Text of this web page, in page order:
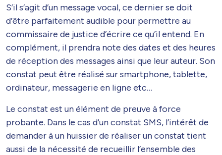
S’il s’agit d’un message vocal, ce dernier se doit
d’être parfaitement audible pour permettre au
commissaire de justice d’écrire ce qu’il entend. En
complément, il prendra note des dates et des heures
de réception des messages ainsi que leur auteur. Son
constat peut être réalisé sur smartphone, tablette,
ordinateur, messagerie en ligne etc…
Le constat est un élément de preuve à force
probante. Dans le cas d’un constat SMS, l’intérêt de
demander à un huissier de réaliser un constat tient
aussi de la nécessité de recueillir l’ensemble des